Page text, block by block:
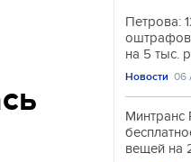
Петрова:
на 5 тыс.
Новости 06
Минтранс
вещей на